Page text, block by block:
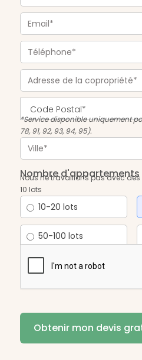
*Service disponible uniquement
78, 91, 92, 93, 94, 95).
Nombre d'appartements
Nous ne travaillons pas avec
10 lots
10-20 lots
50-100 lots